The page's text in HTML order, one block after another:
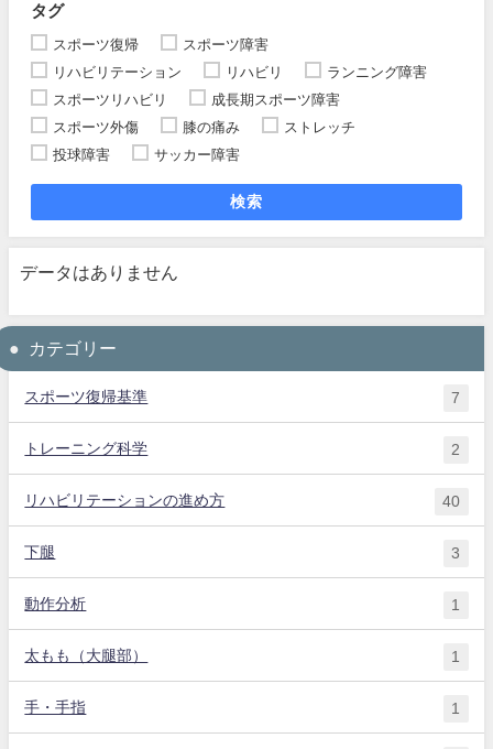
タグ
スポーツ復帰
スポーツ障害
リハビリテーション
リハビリ
ランニング障害
スポーツリハビリ
成長期スポーツ障害
スポーツ外傷
膝の痛み
ストレッチ
投球障害
サッカー障害
検索
データはありません
カテゴリー
スポーツ復帰基準 7
トレーニング科学 2
リハビリテーションの進め方 40
下腿 3
動作分析 1
太もも（大腿部） 1
手・手指 1